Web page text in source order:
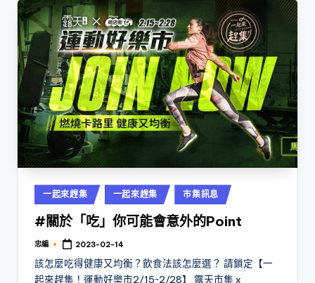
Posted
in
一起來趕集 一起來趕集 市集訊息
#關於「吃」你可能會意外的Point
Posted
忠編 2023-02-14
該怎麼吃得健康又均衡？飲食法該怎麼選？ 請鎖定【一
起來趕集！運動好樂市2/15~2/28】 露天市集 x